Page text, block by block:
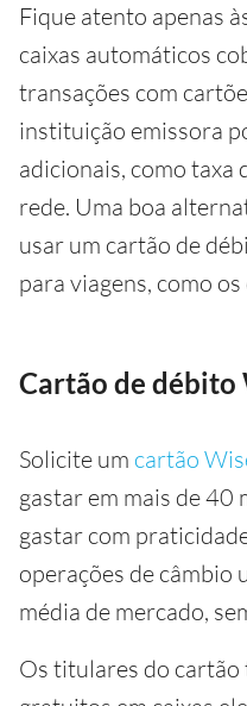
Fique atento apenas
caixas automáticos
transações com
instituição emissora
adicionais, como taxa
rede. Uma boa
usar um cartão de
para viagens, como
Cartão de débito
Solicite um cartão
gastar em mais de 40
gastar com
operações de câmbio
média de mercado,
Os titulares do cartão